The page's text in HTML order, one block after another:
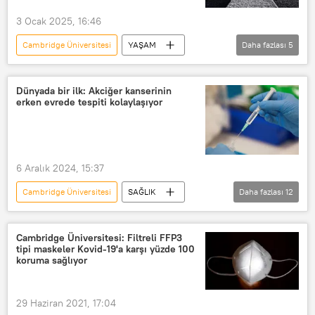
3 Ocak 2025, 16:46
Cambridge Üniversitesi
YAŞAM
ABD
Araştırma
Yalnızlık
Yaşlanma
veri
Daha fazlası 5
Dünyada bir ilk: Akciğer kanserinin
erken evrede tespiti kolaylaşıyor
6 Aralık 2024, 15:37
Cambridge Üniversitesi
SAĞLIK
Yaşam
Sağlık
Teknoloji
gelişme
Kanser
Kanser tedavisi
akciğer kanseri
Daha fazlası 12
Cambridge Üniversitesi: Filtreli FFP3
tipi maskeler Kovid-19'a karşı yüzde 100
koruma sağlıyor
29 Haziran 2021, 17:04